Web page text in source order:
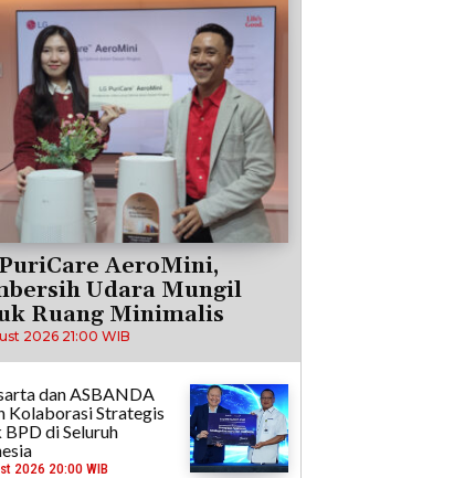
AeroMini,
Udara Mungil
Ruang Minimalis
2026 21:00 WIB
dan ASBANDA
Kolaborasi Strategis
BPD di Seluruh
2026 20:00 WIB